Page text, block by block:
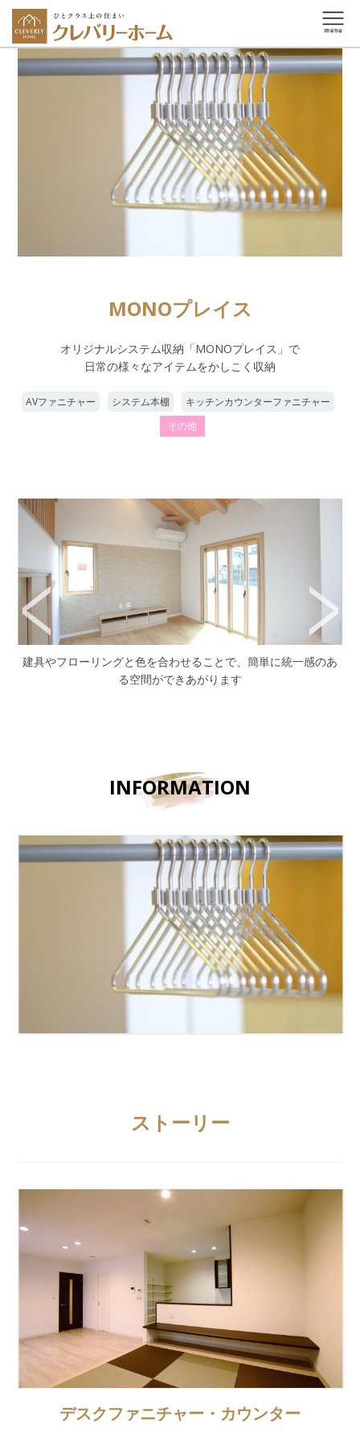
MONOプレイス
オリジナルシステム収納「MONOプレイス」で
日常の様々なアイテムをかしこく収納
AVファニチャー システム本棚
キッチンカウンターファニチャー
その他
建具やフローリングと色を合わせることで、簡単に統一感のあ
る空間ができあがります
INFORMATION
ストーリー
デスクファニチャー・カウンター